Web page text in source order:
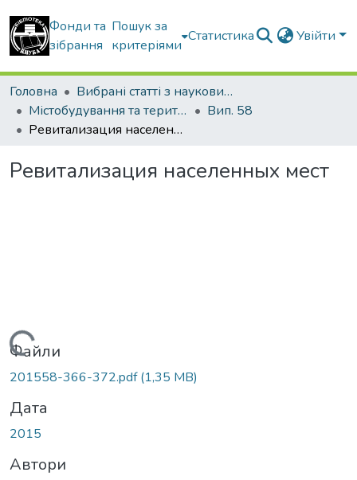
Фонди та
зібрання
Пошук за
критеріями
Статистика Увійти
Головна
Вибрані статті з наукових збірників КНУБА
Містобудування та територіальне планування
Вип. 58
Ревитализация населенных мест
Ревитализация населенных мест
Вантажиться...
Файли
201558-366-372.pdf(1,35 MB)
Дата
2015
Автори